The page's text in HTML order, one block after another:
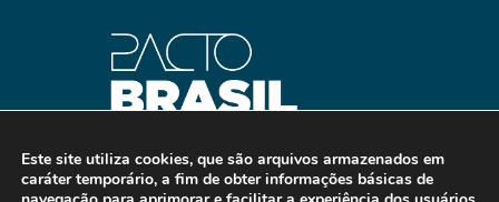
Este site utiliza cookies, que são arquivos armazenados em
caráter temporário, a fim de obter informações básicas de